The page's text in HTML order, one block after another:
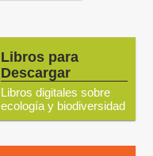
Libros para
Descargar
Libros digitales sobre
ecología y biodiversidad